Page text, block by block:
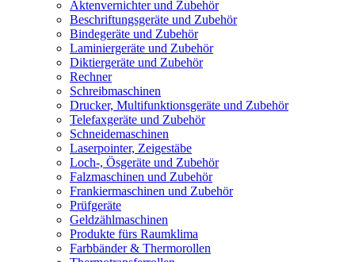
Aktenvernichter und Zubehör
Beschriftungsgeräte und Zubehör
Bindegeräte und Zubehör
Laminiergeräte und Zubehör
Diktiergeräte und Zubehör
Rechner
Schreibmaschinen
Drucker, Multifunktionsgeräte und Zubehör
Telefaxgeräte und Zubehör
Schneidemaschinen
Laserpointer, Zeigestäbe
Loch-, Ösgeräte und Zubehör
Falzmaschinen und Zubehör
Frankiermaschinen und Zubehör
Prüfgeräte
Geldzählmaschinen
Produkte fürs Raumklima
Farbbänder & Thermorollen